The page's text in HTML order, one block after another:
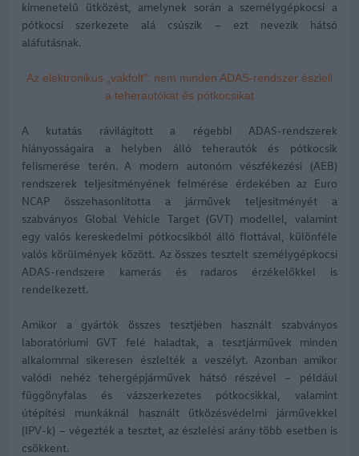
kimenetelű ütközést, amelynek során a személygépkocsi a
pótkocsi szerkezete alá csúszik – ezt nevezik hátsó
aláfutásnak.
Az elektronikus „vakfolt”: nem minden ADAS-rendszer észleli
a teherautókat és pótkocsikat
A kutatás rávilágított a régebbi ADAS-rendszerek
hiányosságaira a helyben álló teherautók és pótkocsik
felismerése terén. A modern autonóm vészfékezési (AEB)
rendszerek teljesítményének felmérése érdekében az Euro
NCAP összehasonlította a járművek teljesítményét a
szabványos Global Vehicle Target (GVT) modellel, valamint
egy valós kereskedelmi pótkocsikból álló flottával, különféle
valós körülmények között. Az összes tesztelt személygépkocsi
ADAS-rendszere kamerás és radaros érzékelőkkel is
rendelkezett.
Amikor a gyártók összes tesztjében használt szabványos
laboratóriumi GVT felé haladtak, a tesztjárművek minden
alkalommal sikeresen észlelték a veszélyt. Azonban amikor
valódi nehéz tehergépjárművek hátsó részével – például
függönyfalas és vázszerkezetes pótkocsikkal, valamint
útépítési munkáknál használt ütközésvédelmi járművekkel
(IPV-k) – végezték a tesztet, az észlelési arány több esetben is
csökkent.